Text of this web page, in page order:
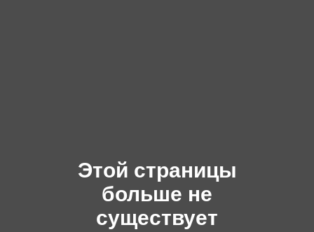
Этой страницы
больше не
существует